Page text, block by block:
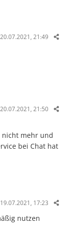
20.07.2021, 21:49
20.07.2021, 21:50
nicht mehr und
bei Chat hat
19.07.2021, 17:23
nutzen